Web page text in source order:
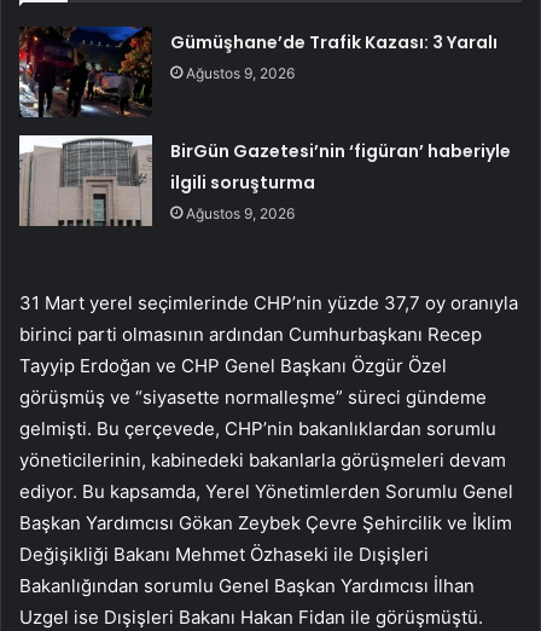
Gümüşhane’de Trafik Kazası: 3 Yaralı
Ağustos 9, 2026
BirGün Gazetesi’nin ‘figüran’ haberiyle
ilgili soruşturma
Ağustos 9, 2026
31 Mart yerel seçimlerinde CHP’nin yüzde 37,7 oy oranıyla
birinci parti olmasının ardından Cumhurbaşkanı Recep
Tayyip Erdoğan ve CHP Genel Başkanı Özgür Özel
görüşmüş ve “siyasette normalleşme” süreci gündeme
gelmişti. Bu çerçevede, CHP’nin bakanlıklardan sorumlu
yöneticilerinin, kabinedeki bakanlarla görüşmeleri devam
ediyor. Bu kapsamda, Yerel Yönetimlerden Sorumlu Genel
Başkan Yardımcısı Gökan Zeybek Çevre Şehircilik ve İklim
Değişikliği Bakanı Mehmet Özhaseki ile Dışişleri
Bakanlığından sorumlu Genel Başkan Yardımcısı İlhan
Uzgel ise Dışişleri Bakanı Hakan Fidan ile görüşmüştü.